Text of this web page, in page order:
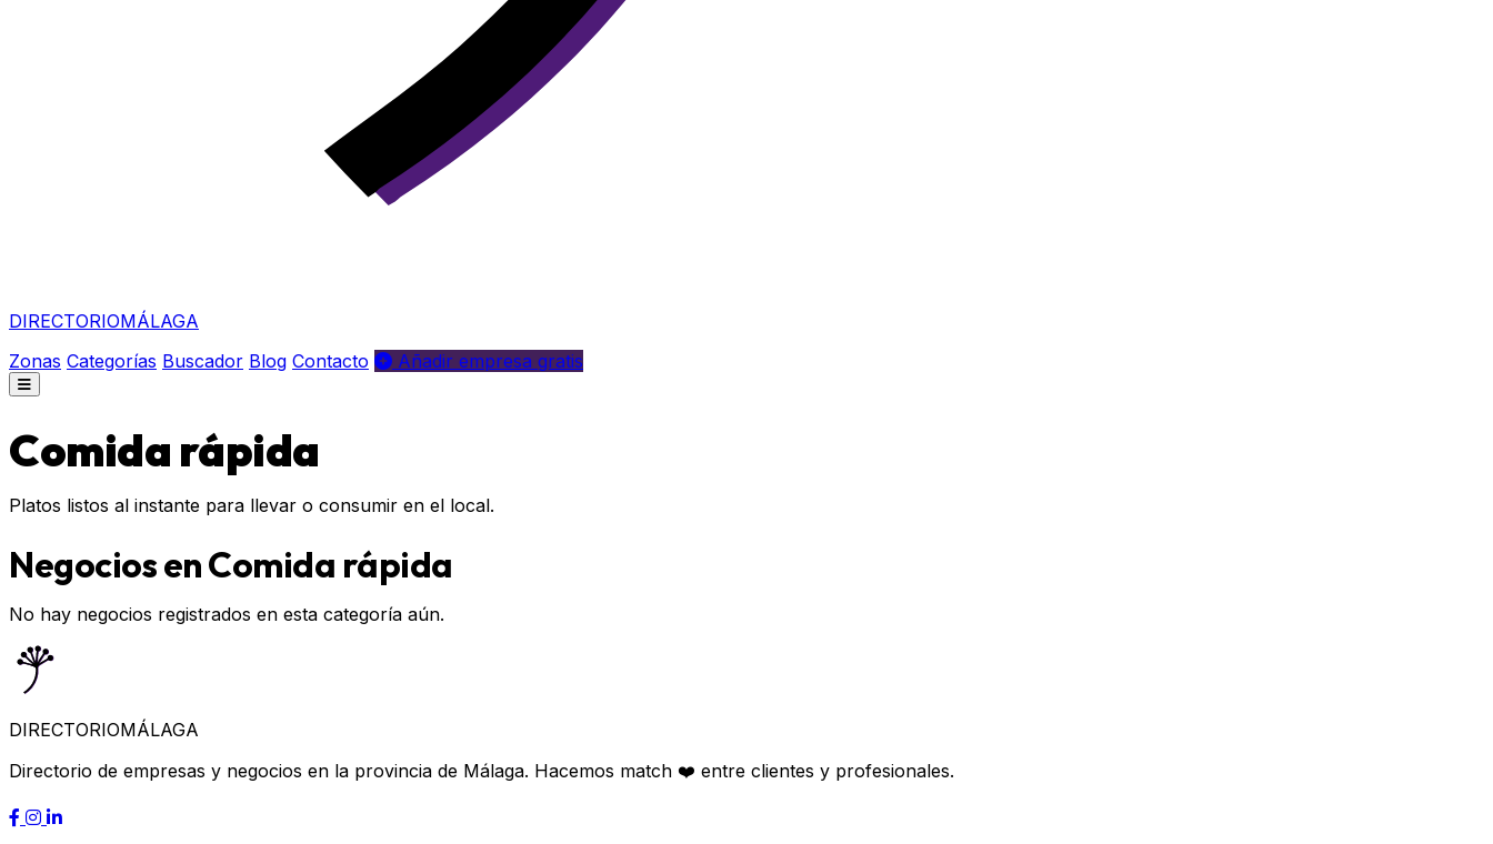
DIRECTORIOMÁLAGA
Zonas Categorías Buscador Blog Contacto Añadir empresa gratis
Comida rápida
Platos listos al instante para llevar o consumir en el local.
Negocios en Comida rápida
No hay negocios registrados en esta categoría aún.
DIRECTORIOMÁLAGA
Directorio de empresas y negocios en la provincia de Málaga. Hacemos match ❤️ entre clientes y profesionales.